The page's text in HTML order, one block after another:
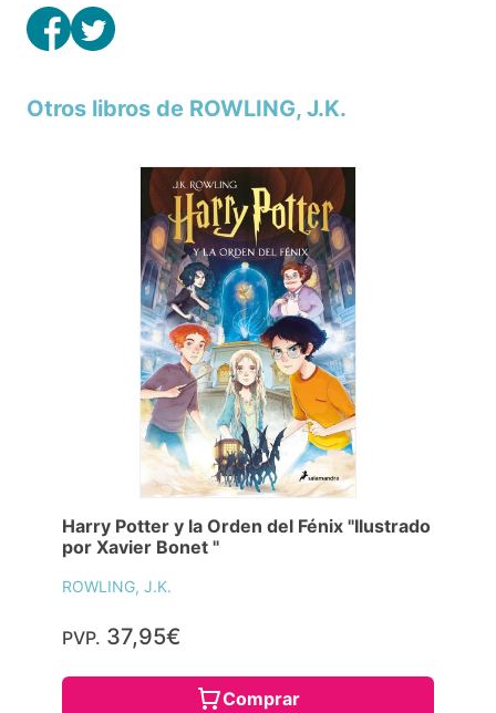
Otros libros de ROWLING, J.K.
Harry Potter y la Orden del Fénix "Ilustrado
por Xavier Bonet "
ROWLING, J.K.
PVP. 37,95€
Comprar